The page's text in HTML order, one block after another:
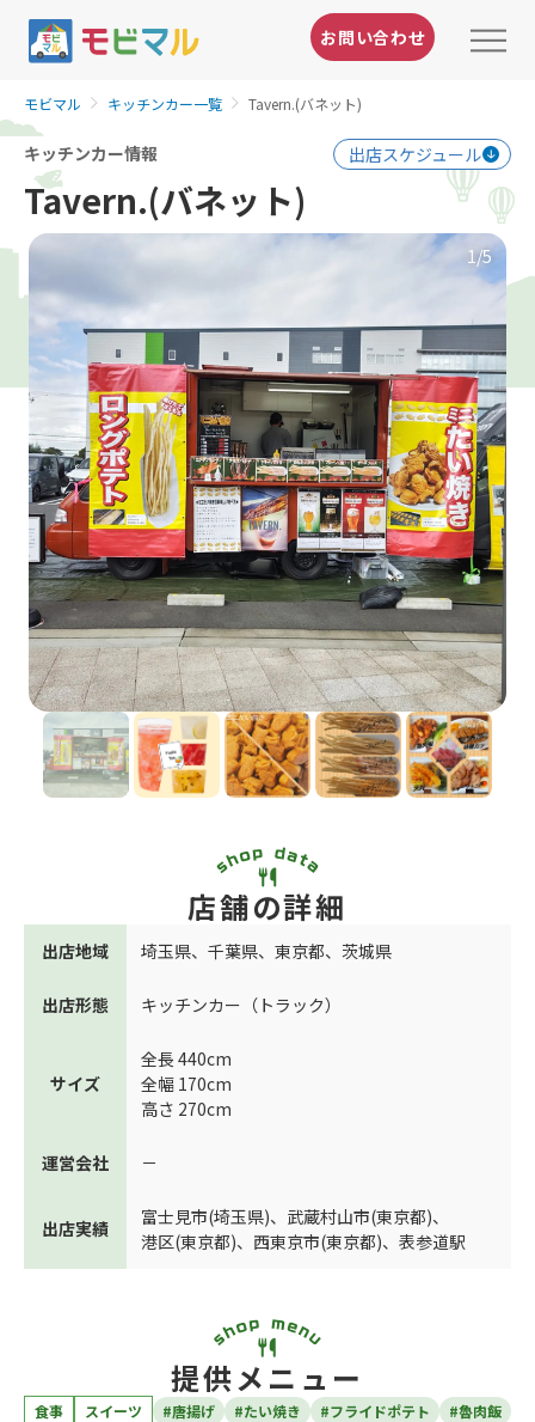
お問い合わせ
モビマル キッチンカー一覧 Tavern.(バネット)
キッチンカー情報 出店スケジュール
Tavern.(バネット)
1/5
店舗の詳細
出店地域 埼玉県、 千葉県、 東京都、 茨城県
出店形態 キッチンカー（トラック）
サイズ
全長 440cm
全幅 170cm
高さ 270cm
運営会社 －
出店実績
富士見市(埼玉県)、 武蔵村山市(東京都)、
港区(東京都)、 西東京市(東京都)、 表参道駅
提供メニュー
食事 スイーツ #唐揚げ #たい焼き #フライドポテト
#魯肉飯